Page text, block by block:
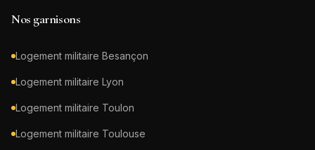
Nos garnisons
Logement militaire Besançon
Logement militaire Lyon
Logement militaire Toulon
Logement militaire Toulouse